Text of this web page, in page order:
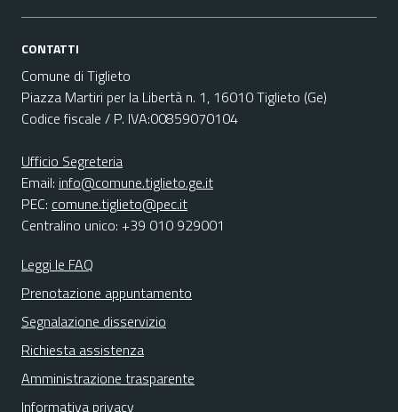
CONTATTI
Comune di Tiglieto
Piazza Martiri per la Libertà n. 1, 16010 Tiglieto (Ge)
Codice fiscale / P. IVA:00859070104
Ufficio Segreteria
Email: info@comune.tiglieto.ge.it
PEC: comune.tiglieto@pec.it
Centralino unico: +39 010 929001
Leggi le FAQ
Prenotazione appuntamento
Segnalazione disservizio
Richiesta assistenza
Amministrazione trasparente
Informativa privacy